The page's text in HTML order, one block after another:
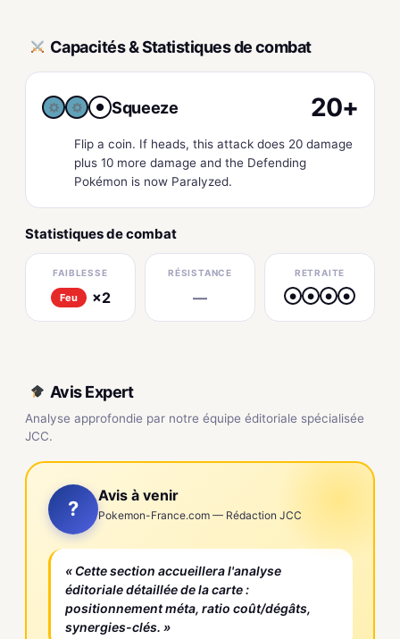
Capacités & Statistiques de combat
● Squeeze 20+
Flip a coin. If heads, this attack does 20 damage
plus 10 more damage and the Defending
Pokémon is now Paralyzed.
Statistiques de combat
FAIBLESSE
Feu ×2
RÉSISTANCE
—
RETRAITE
● ● ● ●
Avis Expert
Analyse approfondie par notre équipe éditoriale spécialisée
JCC.
?
Avis à venir
Pokemon-France.com — Rédaction JCC
« Cette section accueillera l'analyse
éditoriale détaillée de la carte :
positionnement méta, ratio coût/dégâts,
synergies-clés. »